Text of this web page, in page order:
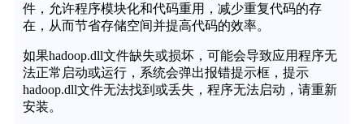
件，允许程序模块化和代码重用，减少重复代码的存
在，从而节省存储空间并提高代码的效率。
如果hadoop.dll文件缺失或损坏，可能会导致应用程序无
法正常启动或运行，系统会弹出报错提示框，提示
hadoop.dll文件无法找到或丢失，程序无法启动，请重新
安装。